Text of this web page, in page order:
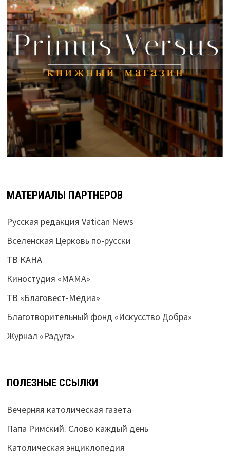
МАТЕРИАЛЫ ПАРТНЕРОВ
Русская редакция Vatican News
Вселенская Церковь по-русски
ТВ КАНА
Киностудия «МАМА»
ТВ «Благовест-Медиа»
Благотворительный фонд «Искусство Добра»
Журнал «Радуга»
ПОЛЕЗНЫЕ ССЫЛКИ
Вечерняя католическая газета
Папа Римский. Слово каждый день
Католическая энциклопедия